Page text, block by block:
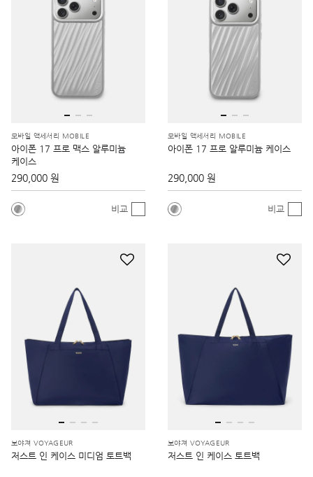
모바일 액세서리 MOBILE
아이폰 17 프로 맥스 알루미늄
케이스
290,000 원
비교
모바일 액세서리 MOBILE
아이폰 17 프로 알루미늄 케이스
290,000 원
비교
보야져 VOYAGEUR
저스트 인 케이스 미디엄 토트백
보야져 VOYAGEUR
저스트 인 케이스 토트백